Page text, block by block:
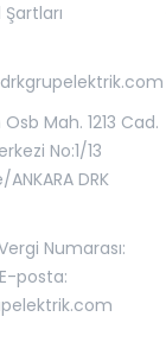
Mah. 1213 Cad.
No:1/13
DRK
Numarası:
posta: